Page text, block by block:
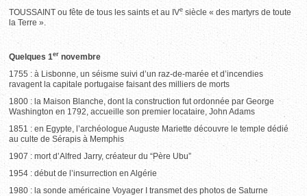
TOUSSAINT ou fête de tous les saints et au IVe siècle « des martyrs de toute
la Terre ».
Quelques 1er novembre
1755 : à Lisbonne, un séisme suivi d’un raz-de-marée et d’incendies
ravagent la capitale portugaise faisant des milliers de morts
1800 : la Maison Blanche, dont la construction fut ordonnée par George
Washington en 1792, accueille son premier locataire, John Adams
1851 : en Egypte, l’archéologue Auguste Mariette découvre le temple dédié
au culte de Sérapis à Memphis
1907 : mort d’Alfred Jarry, créateur du “Père Ubu”
1954 : début de l’insurrection en Algérie
1980 : la sonde américaine Voyager I transmet des photos de Saturne